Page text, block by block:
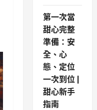
第一次當
甜心完整
準備：安
全、心
態、定位
一次到位 |
甜心新手
指南